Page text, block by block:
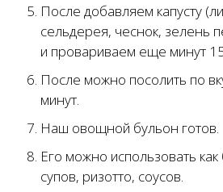
После добавляем капусту
сельдерея, чеснок, зелень
и провариваем еще минут
После можно посолить по
минут.
Наш овощной бульон готов.
Его можно использовать
супов, ризотто, соусов.